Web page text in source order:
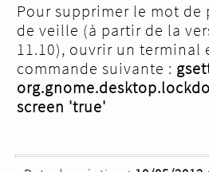
Pour supprimer le mot de
de veille (à partir de la
11.10), ouvrir un terminal
commande suivante :
screen 'true'